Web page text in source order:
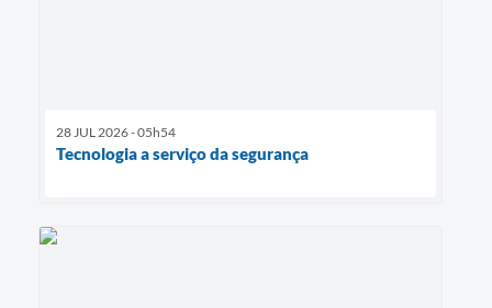
28 JUL 2026 - 05h54
Tecnologia a serviço da segurança